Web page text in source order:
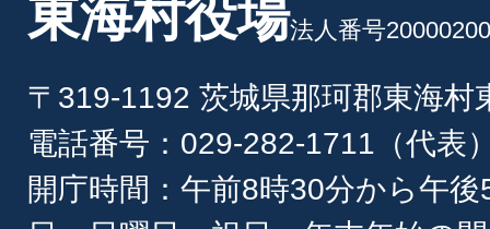
東海村役場法人番号
〒319-1192 茨城県那珂郡東海村
電話番号：029-282-1711（代表
開庁時間：午前8時30分から午